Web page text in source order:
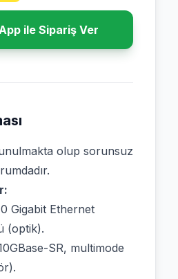
ile Sipariş Ver
olup sorunsuz
Gigabit Ethernet
(optik).
SR, multimode